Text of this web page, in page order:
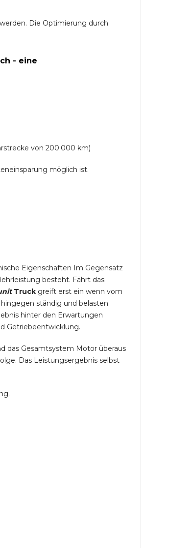
Die Optimierung durch
- eine
von 200.000 km)
möglich ist.
Eigenschaften Im Gegensatz
besteht. Fährt das
Truck greift erst ein wenn vom
ständig und belasten
hinter den Erwartungen
Getriebeentwicklung.
das Gesamtsystem Motor überaus
Das Leistungsergebnis selbst